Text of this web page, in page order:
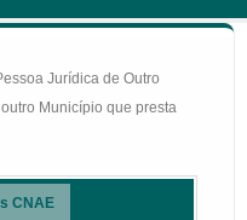
Jurídica de Outro
Município que presta
CNAE